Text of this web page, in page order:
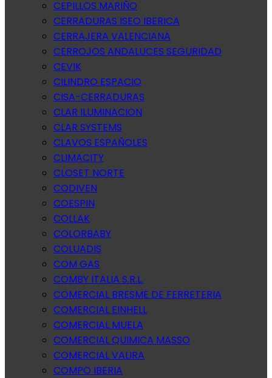
CEPILLOS MARIÑO
CERRADURAS ISEO IBERICA
CERRAJERA VALENCIANA
CERROJOS ANDALUCES SEGURIDAD
CEVIK
CILINDRO ESPACIO
CISA-CERRADURAS
CLAR ILUMINACION
CLAR SYSTEMS
CLAVOS ESPAÑOLES
CLIMACITY
CLOSET NORTE
CODIVEN
COESPIN
COLLAK
COLORBABY
COLUADIS
COM GAS
COMBY ITALIA S.R.L.
COMERCIAL BRESME DE FERRETERIA
COMERCIAL EINHELL
COMERCIAL MUELA
COMERCIAL QUIMICA MASSO
COMERCIAL VALIRA
COMPO IBERIA